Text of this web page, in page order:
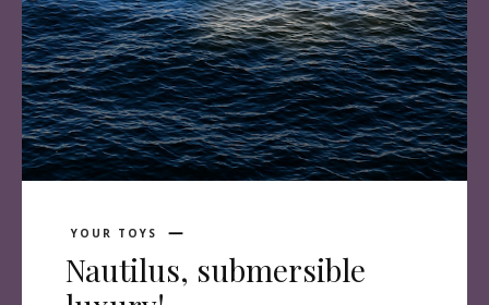
YOUR TOYS
Nautilus, submersible